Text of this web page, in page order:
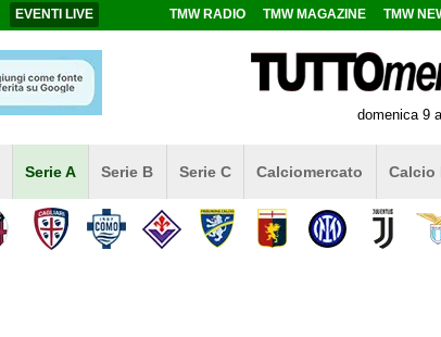
EVENTI LIVE TMW RADIO TMW MAGAZINE TMW
domenica 9
Serie A Serie B Serie C Calciomercato Calcio